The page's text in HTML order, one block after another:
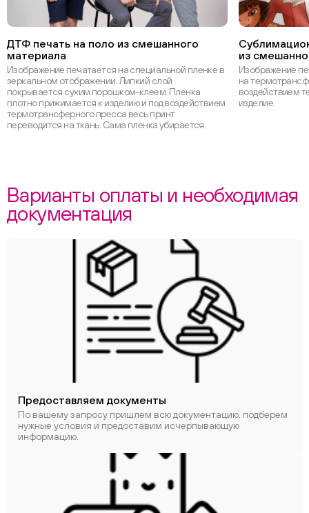
ДТФ печать на поло из смешанного
материала
Изображение печатается на специальной пленке в
зеркальном отображении. Липкий слой
покрывается сухим порошком-клеем. Пленка
плотно прижимается к изделию и под воздействием
термотрансферного пресса весь принт
переводится на ткань. Сама пленка убирается.
из
Изображение
на
воздействием
изделие.
Варианты оплаты и необходимая
документация
Предоставляем документы
По вашему запросу пришлем всю документацию, подберем
нужные условия и предоставим исчерпывающую
информацию.